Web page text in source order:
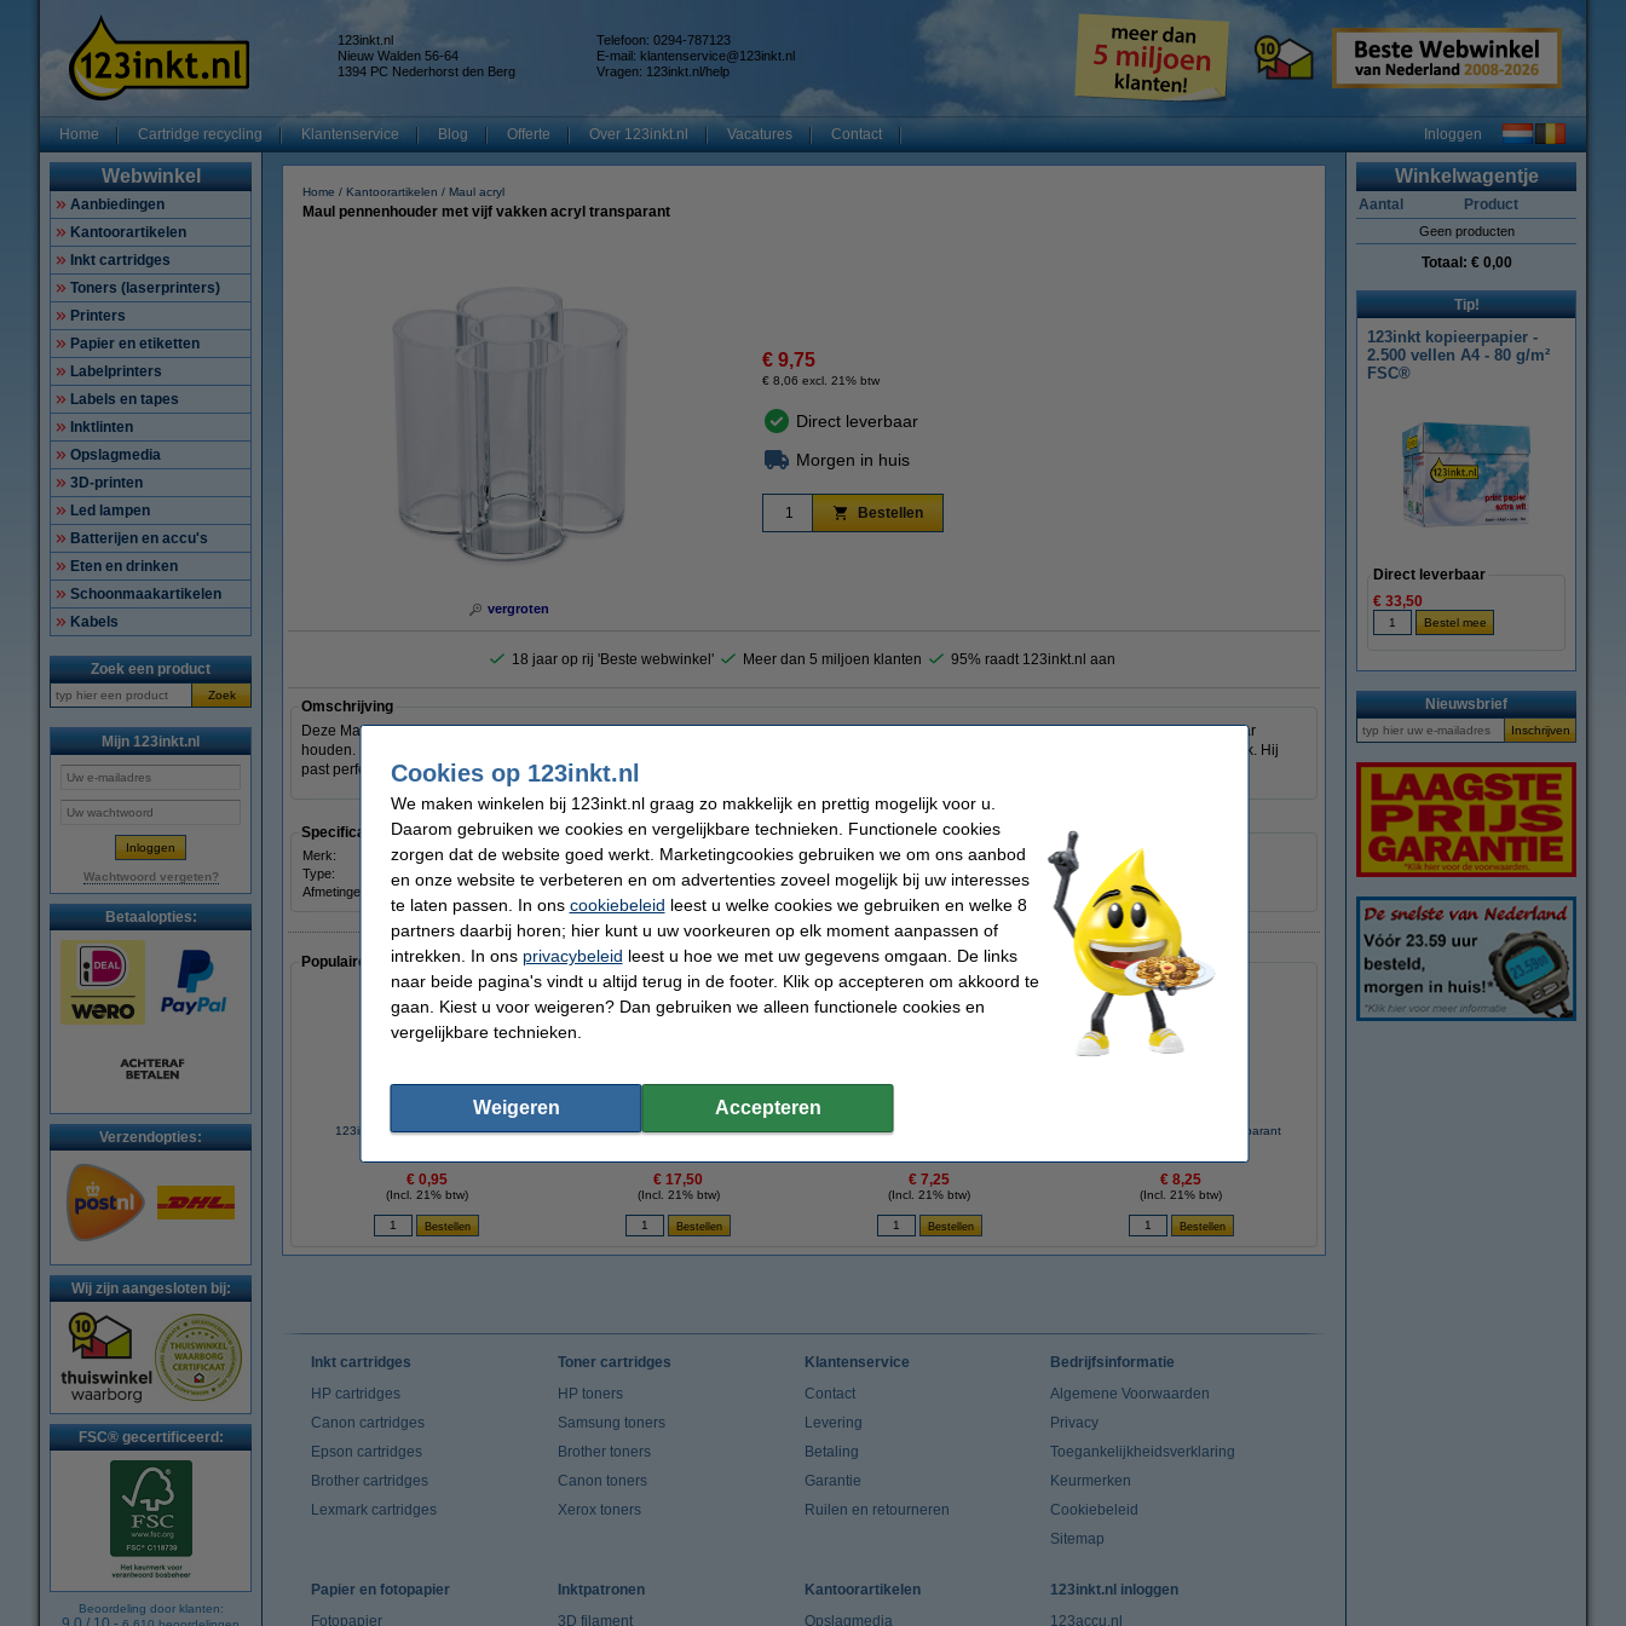
123inkt.nl
Nieuw Walden 56-64
1394 PC Nederhorst den Berg
Telefoon: 0294-787123
E-mail: klantenservice@123inkt.nl
Vragen: 123inkt.nl/help
Home Cartridge recycling Klantenservice Blog Offerte Over 123inkt.nl Vacatures Contact Inloggen
Webwinkel
Aanbiedingen
Kantoorartikelen
Inkt cartridges
Toners (laserprinters)
Printers
Papier en etiketten
Labelprinters
Labels en tapes
Inktlinten
Opslagmedia
3D-printen
Led lampen
Batterijen en accu's
Eten en drinken
Schoonmaakartikelen
Kabels
Zoek een product
Zoek
Mijn 123inkt.nl
Wachtwoord vergeten?
Betaalopties:
Verzendopties:
Wij zijn aangesloten bij:
FSC® gecertificeerd:
Beoordeling door klanten:
Home Kantoorartikelen Maul acryl
Maul pennenhouder met vijf vakken acryl transparant
vergroten
€ 9,75
€ 8,06 excl. 21% btw
Direct leverbaar
Morgen in huis
Bestellen
18 jaar op rij 'Beste webwinkel' Meer dan 5 miljoen klanten 95% raadt 123inkt.nl aan
Omschrijving
Deze Maul pennenbak is opgebouwd uit vijf ronde kokers. Zo kunt u pennen, potloden, stiften en andere bureau-accessoires eenvoudig bij elkaar
houden. De pennenhouder is gemaakt van hoogwaardig acryl. Dit transparante materiaal geeft de pennenbak een stijlvol en onopvallend uiterlijk. Hij
past perfect op elk bureau!
Specificaties
Merk: Maul Kleur:
transparant
Type:
pennenhouder Materiaal:
acryl
Afmetingen:
Vakken: 5
Populaire artikelen van klanten die dit artikel ook besteld hebben
123inkt 24/6 nietjes (1000 stuks)
€ 0,95
(Incl. 21% btw)
123inkt brievenbak zwart (6 stuks)
€ 17,50
(Incl. 21% btw)
Maul pennenhouder vierkant acryl
€ 7,25
(Incl. 21% btw)
Maul pennenbakje acryl transparant
€ 8,25
(Incl. 21% btw)
Winkelwagentje
Aantal Product
Geen producten
Totaal: € 0,00
Tip!
123inkt kopieerpapier -
2.500 vellen A4 - 80 g/m²
FSC®
Direct leverbaar
€ 33,50
Nieuwsbrief
Inkt cartridges
HP cartridges
Canon cartridges
Epson cartridges
Brother cartridges
Lexmark cartridges
Toner cartridges
HP toners
Samsung toners
Brother toners
Canon toners
Xerox toners
Klantenservice
Contact
Levering
Betaling
Garantie
Ruilen en retourneren
Bedrijfsinformatie
Algemene Voorwaarden
Privacy
Toegankelijkheidsverklaring
Keurmerken
Cookiebeleid
Sitemap
Papier en fotopapier
Fotopapier
Inktpatronen
3D filament
Kantoorartikelen
Opslagmedia
123inkt.nl inloggen
123accu.nl
Cookies op 123inkt.nl
We maken winkelen bij 123inkt.nl graag zo makkelijk en prettig mogelijk voor u.
Daarom gebruiken we cookies en vergelijkbare technieken. Functionele cookies
zorgen dat de website goed werkt. Marketingcookies gebruiken we om ons aanbod
en onze website te verbeteren en om advertenties zoveel mogelijk bij uw interesses
te laten passen. In ons cookiebeleid leest u welke cookies we gebruiken en welke 8
partners daarbij horen; hier kunt u uw voorkeuren op elk moment aanpassen of
intrekken. In ons privacybeleid leest u hoe we met uw gegevens omgaan. De links
naar beide pagina's vindt u altijd terug in de footer. Klik op accepteren om akkoord te
gaan. Kiest u voor weigeren? Dan gebruiken we alleen functionele cookies en
vergelijkbare technieken.
Weigeren Accepteren